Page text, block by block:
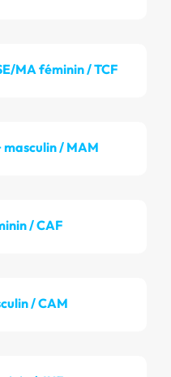
MA féminin / TCF
masculin / MAM
/ CAF
/ CAM